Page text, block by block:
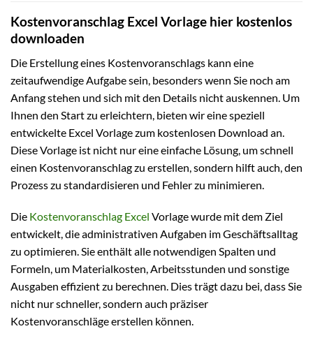
Kostenvoranschlag Excel Vorlage hier kostenlos
downloaden
Die Erstellung eines Kostenvoranschlags kann eine
zeitaufwendige Aufgabe sein, besonders wenn Sie noch am
Anfang stehen und sich mit den Details nicht auskennen. Um
Ihnen den Start zu erleichtern, bieten wir eine speziell
entwickelte Excel Vorlage zum kostenlosen Download an.
Diese Vorlage ist nicht nur eine einfache Lösung, um schnell
einen Kostenvoranschlag zu erstellen, sondern hilft auch, den
Prozess zu standardisieren und Fehler zu minimieren.
Die Kostenvoranschlag Excel Vorlage wurde mit dem Ziel
entwickelt, die administrativen Aufgaben im Geschäftsalltag
zu optimieren. Sie enthält alle notwendigen Spalten und
Formeln, um Materialkosten, Arbeitsstunden und sonstige
Ausgaben effizient zu berechnen. Dies trägt dazu bei, dass Sie
nicht nur schneller, sondern auch präziser
Kostenvoranschläge erstellen können.